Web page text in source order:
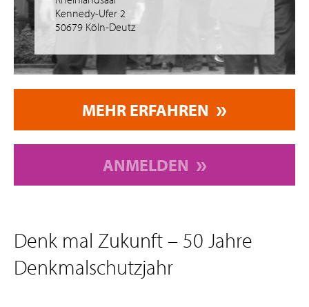
Kennedy-Ufer 2
50679 Köln-Deutz
MEHR ERFAHREN
ANMELDEN
Denk mal Zukunft – 50 Jahre
Denkmalschutzjahr